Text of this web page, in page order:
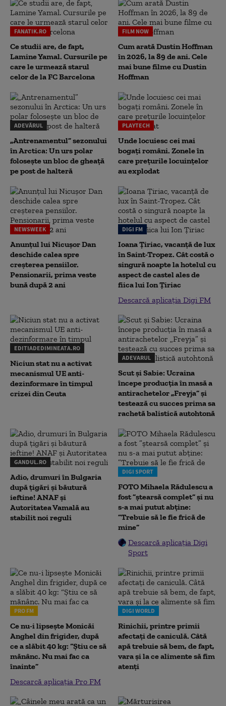
FANATIK.RO
Ce studii are, de fapt,
Lamine Yamal. Cursurile pe
care le urmează starul
celor de la FC Barcelona
FILM NOW
Cum arată Dustin Hoffman
în 2026, la 89 de ani. Cele
mai bune filme cu Dustin
Hoffman
ADEVĂRUL
„Antrenamentul” sezonului
în Arctica: Un urs polar
folosește un bloc de gheață
pe post de halteră
PLAYTECH
Unde locuiesc cei mai
bogați români. Zonele în
care prețurile locuințelor
au explodat
NEWSWEEK
Anunțul lui Nicușor Dan
deschide calea spre
creșterea pensiilor.
Pensionarii, prima veste
bună după 2 ani
DIGI FM
Ioana Țiriac, vacanță de lux
în Saint-Tropez. Cât costă o
singură noapte la hotelul cu
aspect de castel ales de
fiica lui Ion Țiriac
Descarcă aplicația Digi FM
EDITIADEDIMINEATA.RO
Niciun stat nu a activat
mecanismul UE anti-
dezinformare în timpul
crizei din Ceuta
ADEVARUL
Scut și Sabie: Ucraina
începe producția în masă a
antirachetelor „Freyja” și
testează cu succes prima sa
rachetă balistică autohtonă
GANDUL.RO
Adio, drumuri în Bulgaria
după țigări și băutură
ieftine! ANAF și
Autoritatea Vamală au
stabilit noi reguli
DIGI SPORT
FOTO Mihaela Rădulescu a
fost ”ștearsă complet” și nu
s-a mai putut abține:
”Trebuie să le fie frică de
mine”
Descarcă aplicația Digi
Sport
PRO FM
Ce nu-i lipsește Monicăi
Anghel din frigider, după
ce a slăbit 40 kg: “Știu ce să
mănânc. Nu mai fac ca
înainte”
Descarcă aplicația Pro FM
DIGI WORLD
Rinichii, printre primii
afectați de caniculă. Câtă
apă trebuie să bem, de fapt,
vara și la ce alimente să fim
atenți